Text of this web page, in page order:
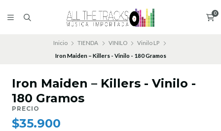
0
Inicio TIENDA VINILO
Vinilo LP
Iron Maiden – Killers - Vinilo - 180 Gramos
Iron Maiden – Killers - Vinilo -
180 Gramos
PRECIO
$35.900